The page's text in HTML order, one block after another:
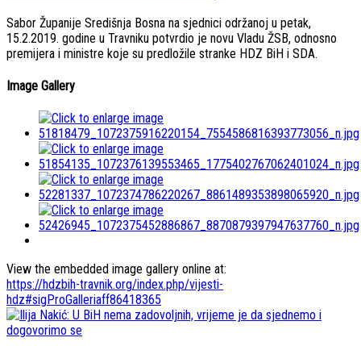
Sabor Županije Središnja Bosna na sjednici održanoj u petak,
15.2.2019. godine u Travniku potvrdio je novu Vladu ŽSB, odnosno
premijera i ministre koje su predložile stranke HDZ BiH i SDA.
Image Gallery
View the embedded image gallery online at:
https://hdzbih-travnik.org/index.php/vijesti-
hdz#sigProGalleriaff86418365